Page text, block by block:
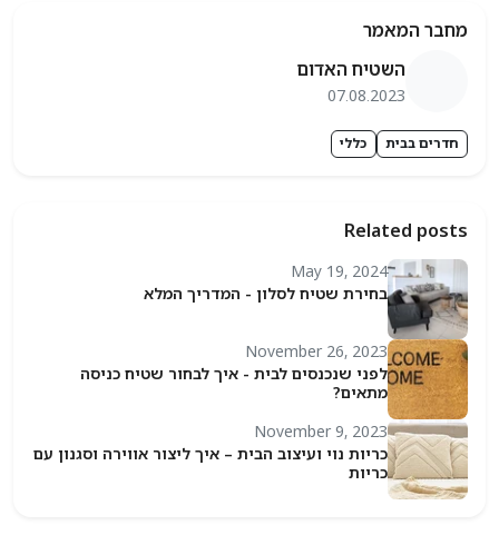
המאמר
השטיח האדום
07.08.2023
בבית כללי
Related
May 19, 2024
בחירת שטיח לסלון - המדריך המלא
November 26, 2023
לפני שנכנסים לבית - איך לבחור שטיח כניסה
מתאים?
November 9, 2023
כריות נוי ועיצוב הבית – איך ליצור אווירה וסגנון עם
כריות